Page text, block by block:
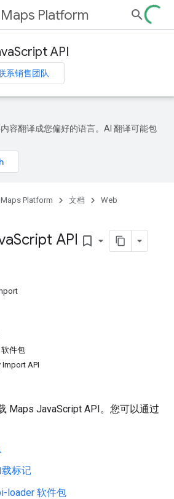
Maps Platform
API
系销售团队
容翻译成您偏好的语言。AI 翻译可能包
Platform 文档
Web
Script API bookmark_border
件包
API
Maps JavaScript API。您可以通过
标记
loader 软件包